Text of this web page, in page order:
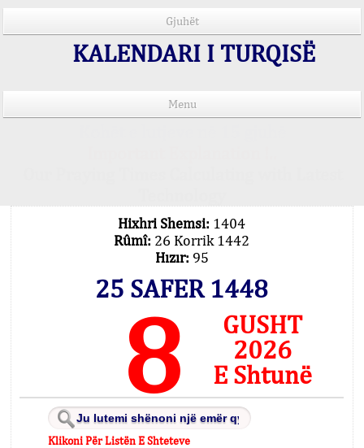
Gjuhët
KALENDARI I TURQISË
Menu
Hixhri Shemsi: 1404
Rûmî: 26 Korrik 1442
Hızır: 95
25 SAFER 1448
8
GUSHT
2026
E Shtunë
Klikoni Për Listën E Shteteve